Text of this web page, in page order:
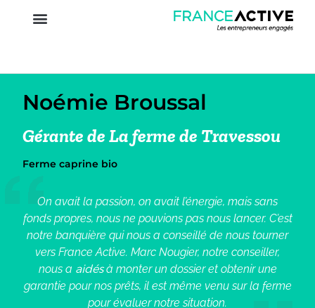
Noémie Broussal
Gérante de La ferme de Travessou
Ferme caprine bio
On avait la passion, on avait l’énergie, mais sans
fonds propres, nous ne pouvions pas nous lancer. C’est
notre banquière qui nous a conseillé de nous tourner
vers France Active. Marc Nougier, notre conseiller,
nous a aidésà monter un dossier et obtenir une
garantie pour nos prêts, il est même venu sur la ferme
pour évaluer notre situation.